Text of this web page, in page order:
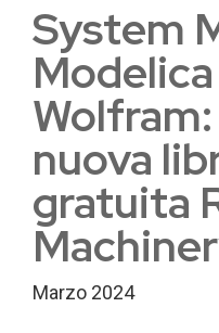
System
nuova
gratuita
Marzo 2024